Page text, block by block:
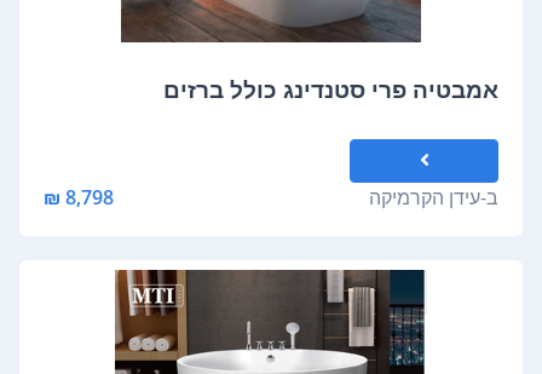
אמבטיה פרי סטנדינג כולל ברזים
ב-עידן הקרמיקה 8,798 ₪